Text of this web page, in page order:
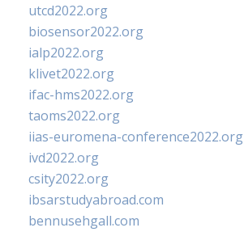
utcd2022.org
biosensor2022.org
ialp2022.org
klivet2022.org
ifac-hms2022.org
taoms2022.org
iias-euromena-conference2022.org
ivd2022.org
csity2022.org
ibsarstudyabroad.com
bennusehgall.com